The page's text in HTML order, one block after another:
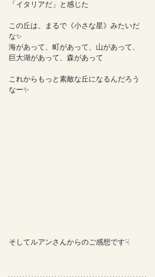
「イタリアだ」と感じた
この丘は、まるで《小さな星》みたいだ
な✨
海があって、町があって、山があって、
巨大湖があって、森があって
これからもっと素敵な丘になるんだろう
なー✨
そしてルアンさんからのご感想です☟